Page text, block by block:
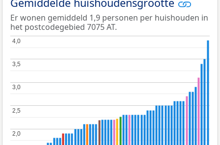
Er wonen gemiddeld 1,9 personen per huishouden in
het postcodegebied 7075 AT.
2,0
2,0
2,5
2,5
3,0
3,0
3,5
3,5
4,0
4,0